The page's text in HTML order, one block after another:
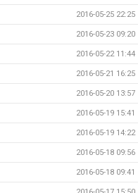
2016-05-25 22:25
2016-05-23 09:20
2016-05-22 11:44
2016-05-21 16:25
2016-05-20 13:57
2016-05-19 15:41
2016-05-19 14:22
2016-05-18 09:56
2016-05-18 09:41